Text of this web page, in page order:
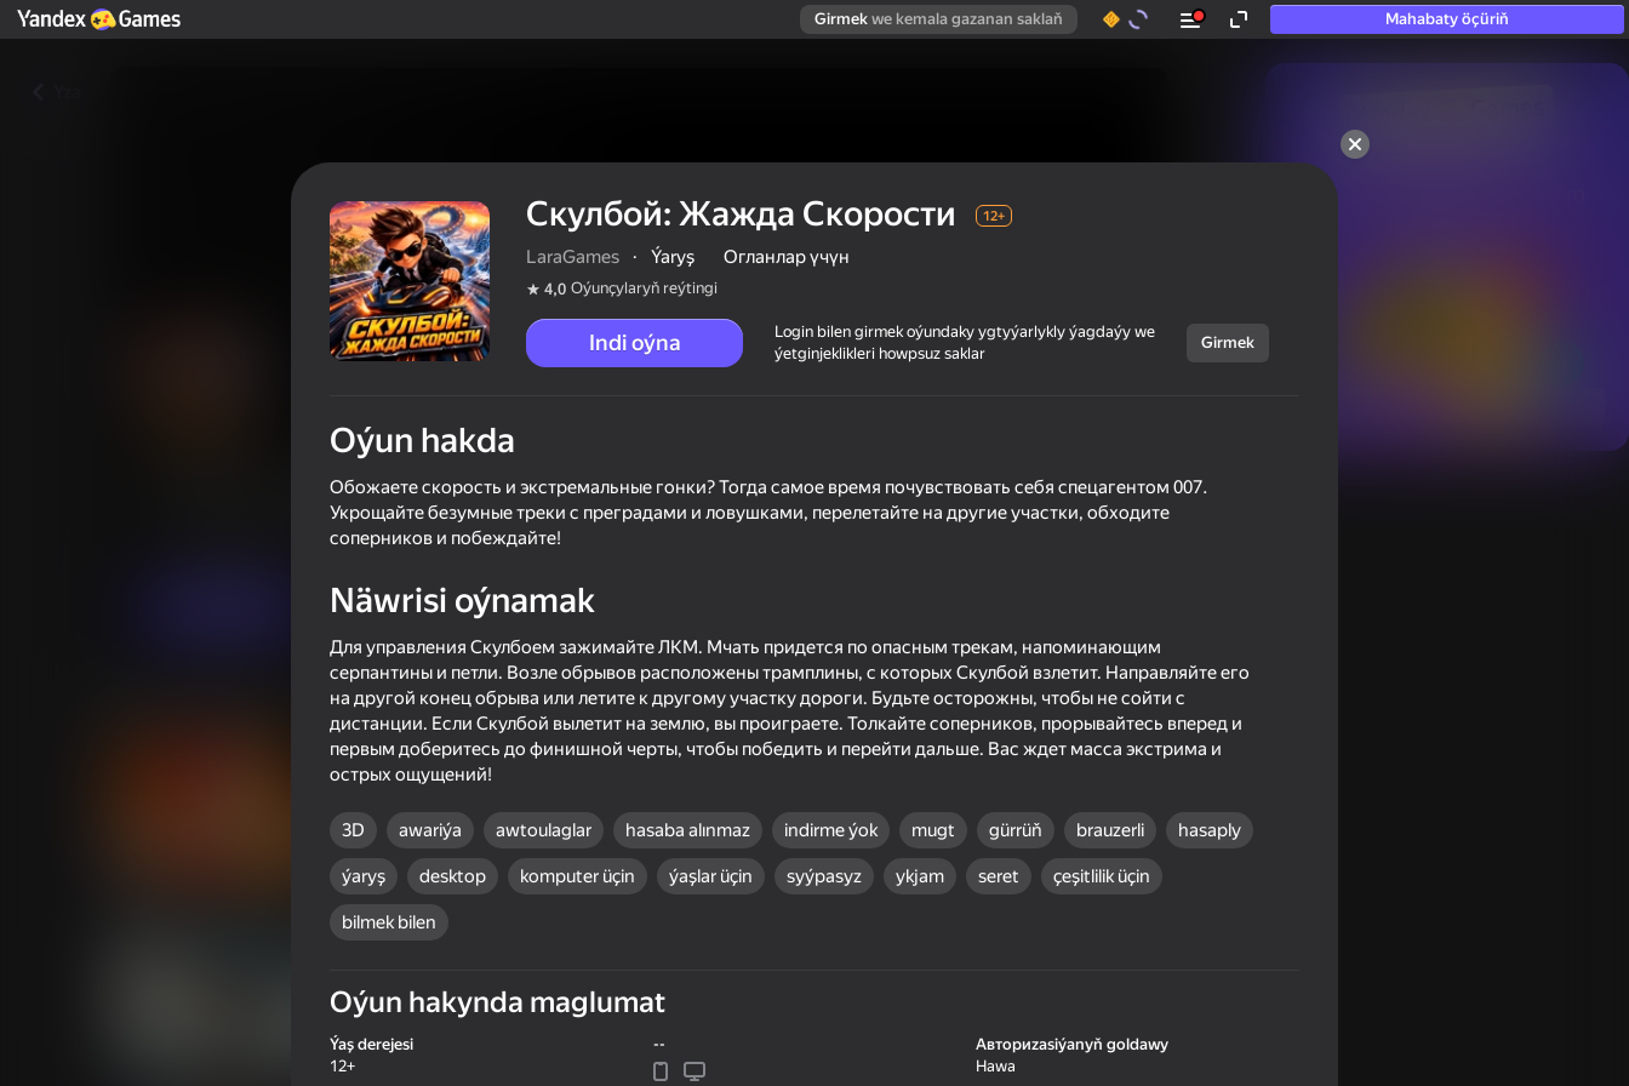
Girmek we kemala gazanan saklaň Mahabaty öçüriň
hatda «oýnamayanlar» hem
Скулбой: Жажда Скорости
Oýunçylaryň reýtingi 12+
Огланлар үчүн LaraGames
18+ 39
I Am Security
44 16+
Friendly Duel 3D
59
Plinko Clicker
Скулбой: Жажда Скорости 12+
LaraGames · Ýaryş Огланлар үчүн
4,0 Oýunçylaryň reýtingi
Indi oýna
Login bilen girmek oýundaky ygtyýarlykly ýagdaýy we
ýetginjeklikleri howpsuz saklar
Girmek
Oýun hakda
Обожаете скорость и экстремальные гонки? Тогда самое время почувствовать себя спецагентом 007.
Укрощайте безумные треки с преградами и ловушками, перелетайте на другие участки, обходите
соперников и побеждайте!
Näwrisi oýnamak
Для управления Скулбоем зажимайте ЛКМ. Мчать придется по опасным трекам, напоминающим
серпантины и петли. Возле обрывов расположены трамплины, с которых Скулбой взлетит. Направляйте его
на другой конец обрыва или летите к другому участку дороги. Будьте осторожны, чтобы не сойти с
дистанции. Если Скулбой вылетит на землю, вы проиграете. Толкайте соперников, прорывайтесь вперед и
первым доберитесь до финишной черты, чтобы победить и перейти дальше. Вас ждет масса экстрима и
острых ощущений!
3D awariýa awtoulaglar hasaba alınmaz indirme ýok mugt gürrüň brauzerli hasaply
ýaryş desktop komputer üçin ýaşlar üçin syýpasyz ykjam seret çeşitlilik üçin
bilmek bilen
Oýun hakynda maglumat
Ýaş derejesi
12+
--
Авториzasiýanyň goldawy
Hawa